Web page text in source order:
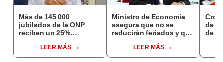
Más de 145 000
jubilados de la ONP
reciben un 25%
en agostoLEER MÁS
Ministro de Economía
asegura que no se
reducirán feriados y que
aumentará en dos
etapas
LEER MÁS
de
de